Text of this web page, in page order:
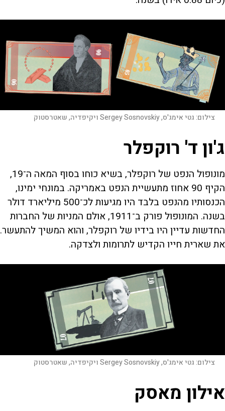
צילום:גטי אימג'ס, Sergey Sosnovskiy ויקיפדיה, שאטרסטוק
ג'ון ד' רוקפלר
מונופול הנפט של רוקפלר, בשיא כוחו בסוף המאה ה־19,
הקיף 90 אחוז מתעשיית הנפט באמריקה. במונחי ימינו,
הכנסותיו מהנפט בלבד היו מגיעות לכ־500 מיליארד דולר
בשנה. המונופול פורק ב־1911, אולם המניות של החברות
החדשות עדיין היו בידיו של רוקפלר, והוא המשיך להתעשר.
את שארית חייו הקדיש לתרומות ולצדקה.
צילום:גטי אימג'ס, Sergey Sosnovskiy ויקיפדיה, שאטרסטוק
אילון מאסק